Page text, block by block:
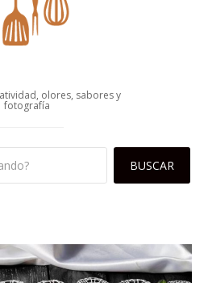
olores, sabores y
fotografía